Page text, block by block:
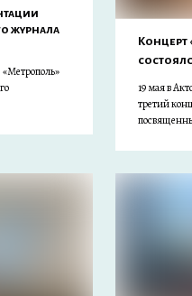
журнала
«Метрополь»
Концерт
19 мая в
третий